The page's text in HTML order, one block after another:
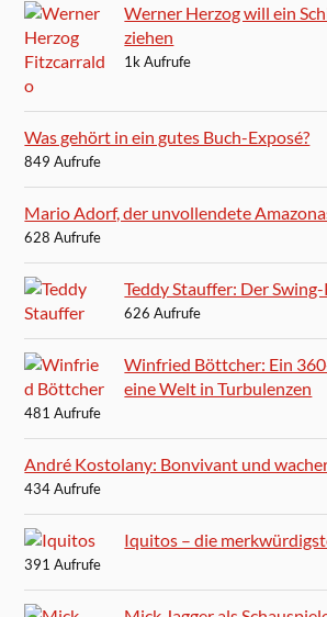
Werner Herzog will ein
ziehen
1k Aufrufe
Was gehört in ein gutes Buch-Exposé?
849 Aufrufe
Mario Adorf, der unvollendete
628 Aufrufe
Teddy Stauffer: Der
626 Aufrufe
Winfried Böttcher: Ein
eine Welt in Turbulenzen
481 Aufrufe
André Kostolany: Bonvivant und
434 Aufrufe
Iquitos – die
391 Aufrufe